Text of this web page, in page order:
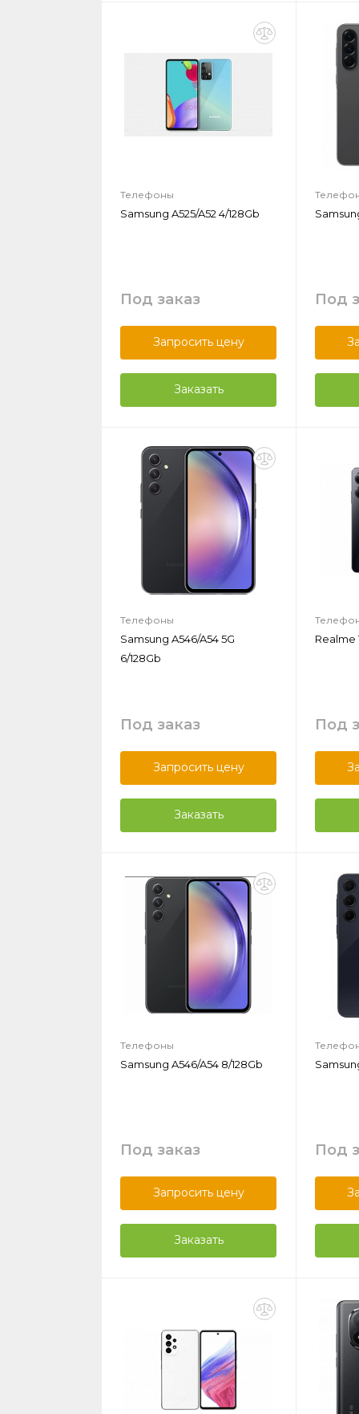
Телефоны
Samsung A525/A52 4/128Gb
Под заказ
Запросить цену
Заказать
Под
Телефоны
Samsung A546/A54 5G
6/128Gb
Под заказ
Запросить цену
Заказать
Realme
Под
Телефоны
Samsung A546/A54 8/128Gb
Под заказ
Запросить цену
Заказать
Под